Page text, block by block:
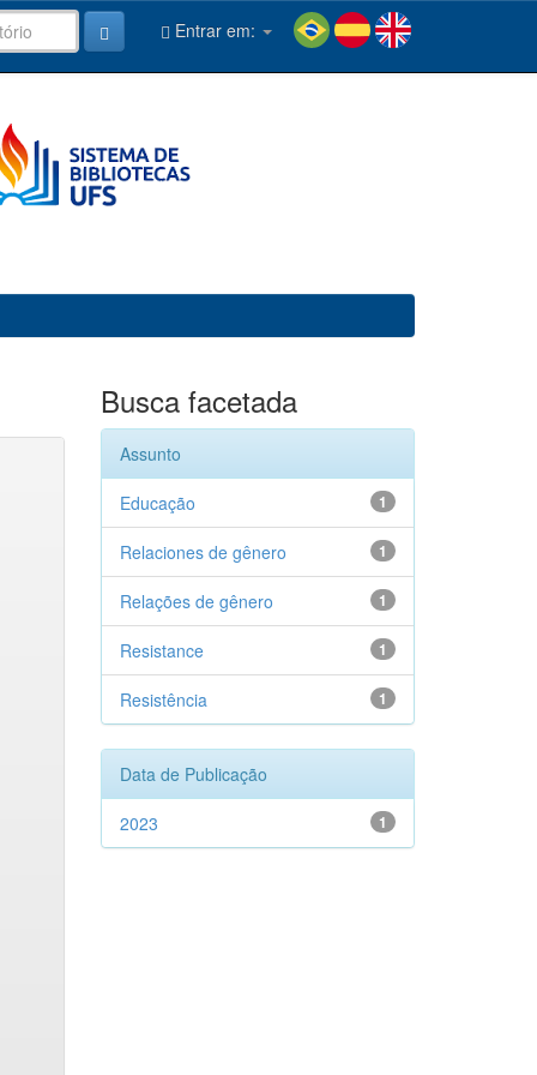
Entrar em:
Busca facetada
Assunto
1
Educação
1
Relaciones de gênero
1
Relações de gênero
1
Resistance
1
Resistência
Data de Publicação
1
2023